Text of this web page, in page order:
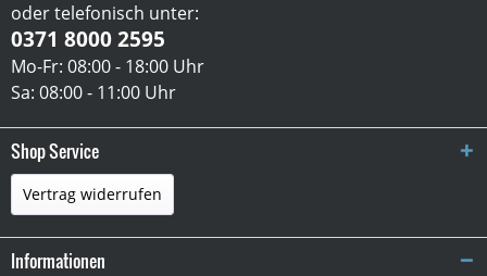
oder telefonisch unter:
0371 8000 2595
Mo-Fr: 08:00 - 18:00 Uhr
Sa: 08:00 - 11:00 Uhr
Shop Service
Vertrag widerrufen
Informationen